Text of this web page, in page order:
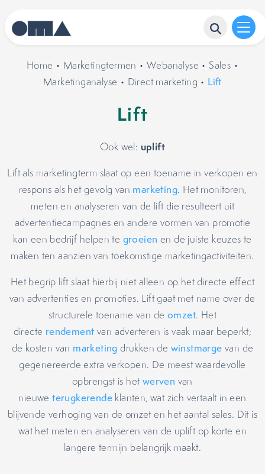
Home • Marketingtermen • Webanalyse •Sales •
Marketinganalyse • Direct marketing • Lift
Lift
Ook wel: uplift
Lift als marketingterm slaat op een toename in verkopen en
respons als het gevolg van marketing. Het monitoren,
meten en analyseren van de lift die resulteert uit
advertentiecampagnes en andere vormen van promotie
kan een bedrijf helpen te groeien en de juiste keuzes te
maken ten aanzien van toekomstige marketingactiviteiten.
Het begrip lift slaat hierbij niet alleen op het directe effect
van advertenties en promoties. Lift gaat met name over de
structurele toename van de omzet. Het
directe rendement van adverteren is vaak maar beperkt;
de kosten van marketing drukken de winstmarge van de
gegenereerde extra verkopen. De meest waardevolle
opbrengst is hetwerven van
nieuweterugkerende klanten, wat zich vertaalt in een
blijvende verhoging van de omzet en het aantal sales. Dit is
wat het meten en analyseren van de uplift op korte en
langere termijn belangrijk maakt.